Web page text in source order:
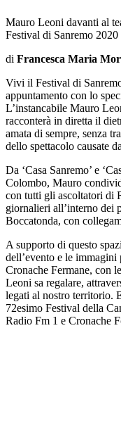
Mauro Leoni davanti al
Festival di Sanremo 2020
di Francesca Maria
Vivi il Festival di
appuntamento con lo
L’instancabile Mauro
racconterà in diretta il
amata di sempre, senza
dello spettacolo causate
Da ‘Casa Sanremo’ e
Colombo, Mauro
con tutti gli ascoltatori di
giornalieri all’interno dei
Boccatonda, con
A supporto di questo
dell’evento e le immagini
Cronache Fermane, con
Leoni sa regalare,
legati al nostro territorio.
72esimo Festival della
Radio Fm 1 e Cronache